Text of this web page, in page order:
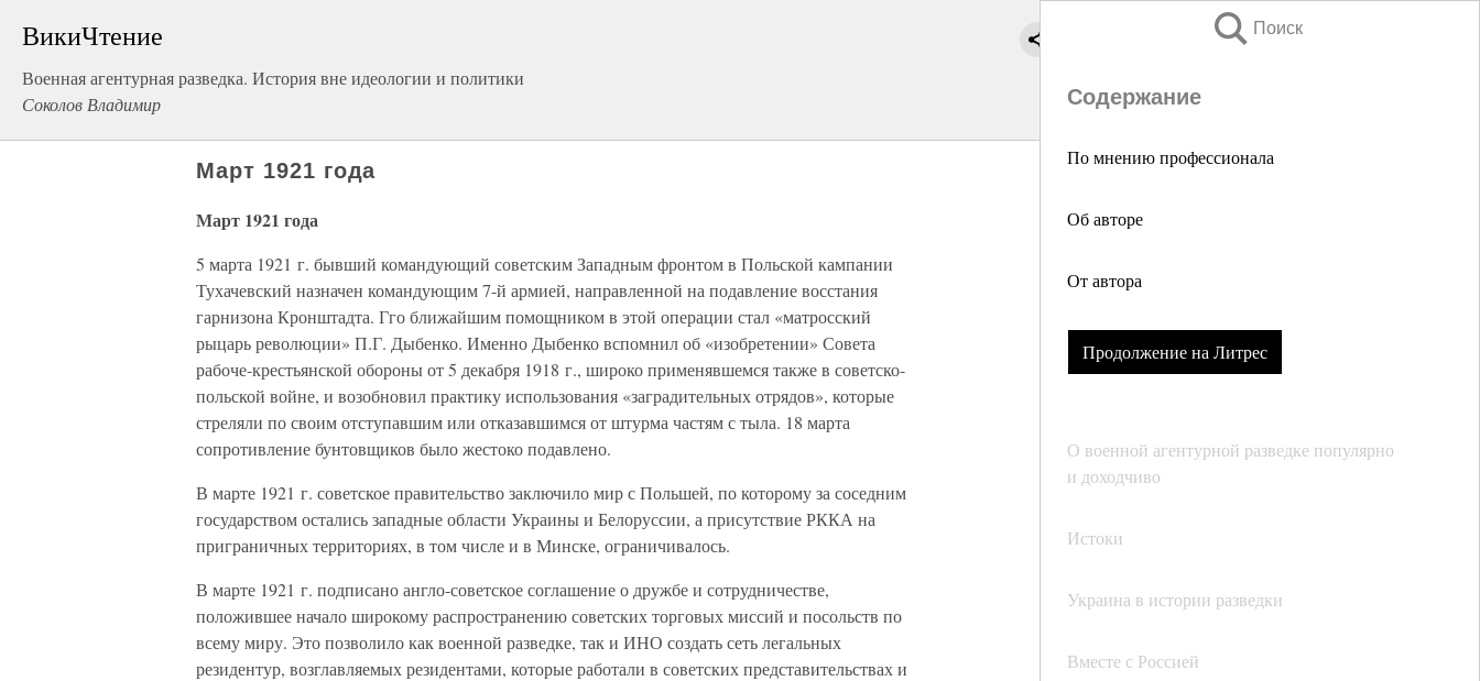
ВикиЧтение
Военная агентурная разведка. История вне идеологии и политики
Соколов Владимир
Поиск
Содержание
По мнению профессионала
Об авторе
От автора
Продолжение на Литрес
О военной агентурной разведке популярно
и доходчиво
Истоки
Украина в истории разведки
Вместе с Россией
Март 1921 года
Март 1921 года
5 марта 1921 г. бывший командующий советским Западным фронтом в Польской кампании
Тухачевский назначен командующим 7-й армией, направленной на подавление восстания
гарнизона Кронштадта. Гго ближайшим помощником в этой операции стал «матросский
рыцарь революции» П.Г. Дыбенко. Именно Дыбенко вспомнил об «изобретении» Совета
рабоче-крестьянской обороны от 5 декабря 1918 г., широко применявшемся также в советско-
польской войне, и возобновил практику использования «заградительных отрядов», которые
стреляли по своим отступавшим или отказавшимся от штурма частям с тыла. 18 марта
сопротивление бунтовщиков было жестоко подавлено.
В марте 1921 г. советское правительство заключило мир с Польшей, по которому за соседним
государством остались западные области Украины и Белоруссии, а присутствие РККА на
приграничных территориях, в том числе и в Минске, ограничивалось.
В марте 1921 г. подписано англо-советское соглашение о дружбе и сотрудничестве,
положившее начало широкому распространению советских торговых миссий и посольств по
всему миру. Это позволило как военной разведке, так и ИНО создать сеть легальных
резидентур, возглавляемых резидентами, которые работали в советских представительствах и